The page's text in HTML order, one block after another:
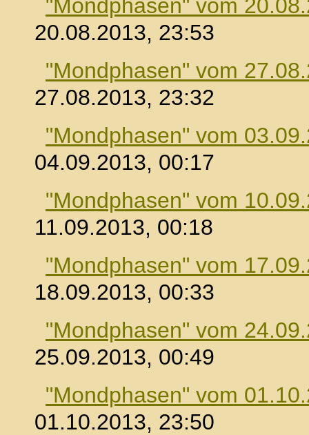
"Mondphasen" vom
20.08.2013, 23:53
"Mondphasen" vom
27.08.2013, 23:32
"Mondphasen" vom
04.09.2013, 00:17
"Mondphasen" vom
11.09.2013, 00:18
"Mondphasen" vom
18.09.2013, 00:33
"Mondphasen" vom
25.09.2013, 00:49
"Mondphasen" vom
01.10.2013, 23:50